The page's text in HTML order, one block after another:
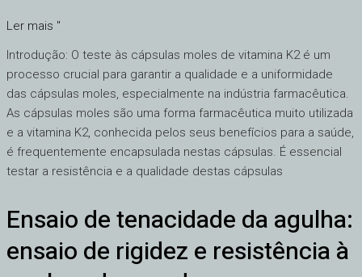
qualidade
e
a
consistência
nas
cápsulas
moles
Ler mais "
Introdução: O teste às cápsulas moles de vitamina K2 é um
processo crucial para garantir a qualidade e a uniformidade
das cápsulas moles, especialmente na indústria farmacêutica.
As cápsulas moles são uma forma farmacêutica muito utilizada
e a vitamina K2, conhecida pelos seus benefícios para a saúde,
é frequentemente encapsulada nestas cápsulas. É essencial
testar a resistência e a qualidade destas cápsulas
Ensaio de tenacidade da agulha:
ensaio de rigidez e resistência à
Ensaio
tenacidade